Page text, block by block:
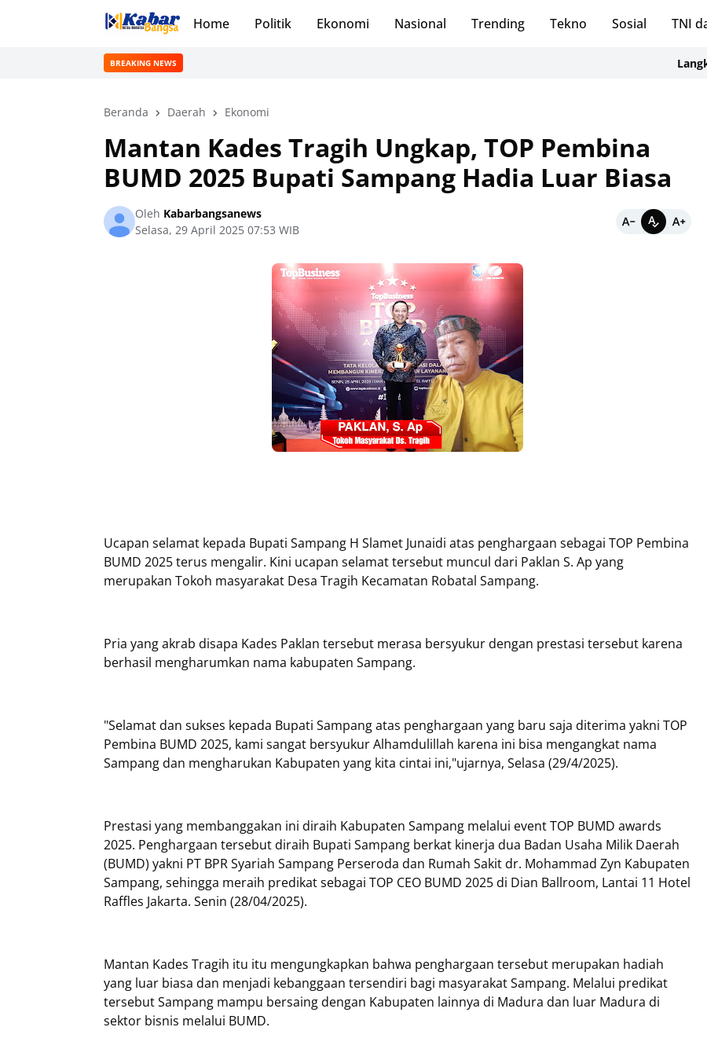
Home Politik Ekonomi Nasional Trending Tekno Sosial TNI
BREAKING NEWS Langkah
Beranda Daerah Ekonomi
Mantan Kades Tragih Ungkap, TOP Pembina
BUMD 2025 Bupati Sampang Hadia Luar Biasa
Oleh Kabarbangsanews
Selasa, 29 April 2025 07:53 WIB
Ucapan selamat kepada Bupati Sampang H Slamet Junaidi atas penghargaan sebagai TOP Pembina
BUMD 2025 terus mengalir. Kini ucapan selamat tersebut muncul dari Paklan S. Ap yang
merupakan Tokoh masyarakat Desa Tragih Kecamatan Robatal Sampang.
Pria yang akrab disapa Kades Paklan tersebut merasa bersyukur dengan prestasi tersebut karena
berhasil mengharumkan nama kabupaten Sampang.
"Selamat dan sukses kepada Bupati Sampang atas penghargaan yang baru saja diterima yakni TOP
Pembina BUMD 2025, kami sangat bersyukur Alhamdulillah karena ini bisa mengangkat nama
Sampang dan mengharukan Kabupaten yang kita cintai ini,"ujarnya, Selasa (29/4/2025).
Prestasi yang membanggakan ini diraih Kabupaten Sampang melalui event TOP BUMD awards
2025. Penghargaan tersebut diraih Bupati Sampang berkat kinerja dua Badan Usaha Milik Daerah
(BUMD) yakni PT BPR Syariah Sampang Perseroda dan Rumah Sakit dr. Mohammad Zyn Kabupaten
Sampang, sehingga meraih predikat sebagai TOP CEO BUMD 2025 di Dian Ballroom, Lantai 11 Hotel
Raffles Jakarta. Senin (28/04/2025).
Mantan Kades Tragih itu itu mengungkapkan bahwa penghargaan tersebut merupakan hadiah
yang luar biasa dan menjadi kebanggaan tersendiri bagi masyarakat Sampang. Melalui predikat
tersebut Sampang mampu bersaing dengan Kabupaten lainnya di Madura dan luar Madura di
sektor bisnis melalui BUMD.